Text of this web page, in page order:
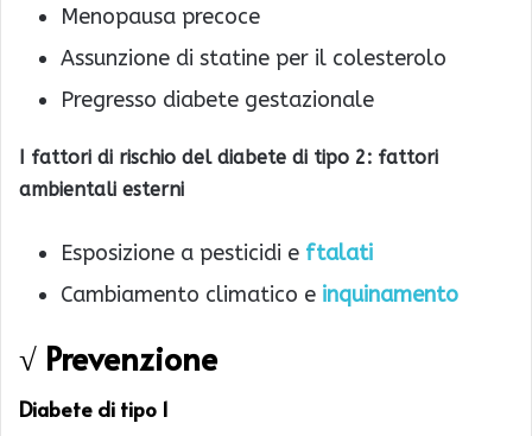
Menopausa precoce
Assunzione di statine per il colesterolo
Pregresso diabete gestazionale
I fattori di rischio del diabete di tipo 2: fattori
ambientali esterni
Esposizione a pesticidi e ftalati
Cambiamento climatico e inquinamento
√ Prevenzione
Diabete di tipo 1